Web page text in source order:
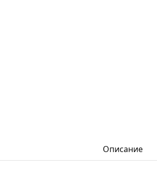
Описание